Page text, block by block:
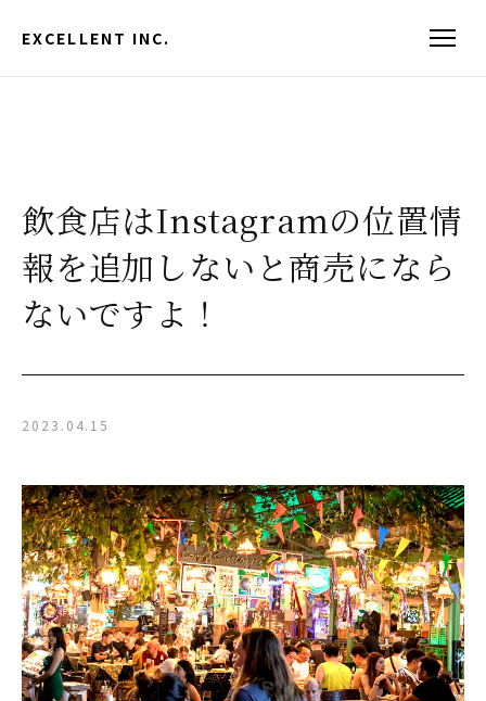
EXCELLENT INC.
飲食店はInstagramの位置情
報を追加しないと商売になら
ないですよ！
2023.04.15